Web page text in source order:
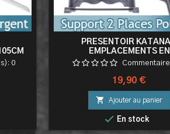
0
PRESENTOIR
EMPLACEMENTS EN
POLYPROPYLENE SUPPORT
Prix
19,90 €
 Ajouter au panier
 En stock